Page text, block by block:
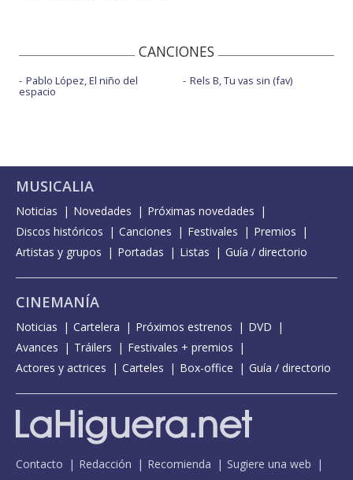
CANCIONES
Pablo López, El niño del
espacio
Rels B, Tu vas sin (fav)
MUSICALIA
Noticias Novedades
Próximas novedades
Discos históricos
Canciones Festivales
Premios
Artistas y grupos
Portadas Listas Guía / directorio
CINEMANÍA
Noticias Cartelera Próximos estrenos
DVD
Avances
Tráilers
Festivales + premios
Actores y actrices
Carteles Box-office Guía / directorio
Contacto Redacción Recomienda
Sugiere una web